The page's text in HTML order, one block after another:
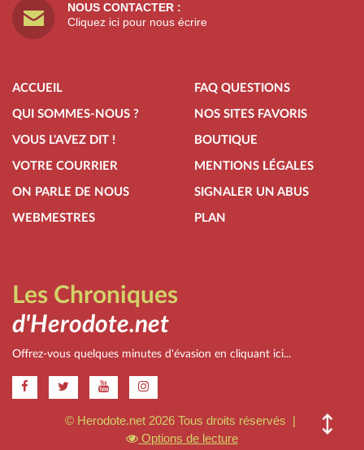
NOUS CONTACTER :
Cliquez ici pour nous écrire
ACCUEIL
QUI SOMMES-NOUS ?
VOUS L'AVEZ DIT !
VOTRE COURRIER
ON PARLE DE NOUS
WEBMESTRES
FAQ QUESTIONS
NOS SITES FAVORIS
BOUTIQUE
MENTIONS LÉGALES
SIGNALER UN ABUS
PLAN
Les Chroniques
d'Herodote.net
Offrez-vous quelques minutes d'évasion en cliquant ici...
© Herodote.net 2026 Tous droits réservés |
Options de lecture